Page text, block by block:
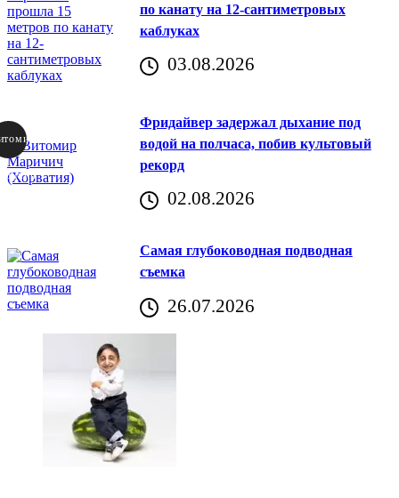
по канату на 12-сантиметровых
каблуках
03.08.2026
Фридайвер задержал дыхание под
водой на полчаса, побив культовый
рекорд
02.08.2026
Самая глубоководная подводная
съемка
26.07.2026